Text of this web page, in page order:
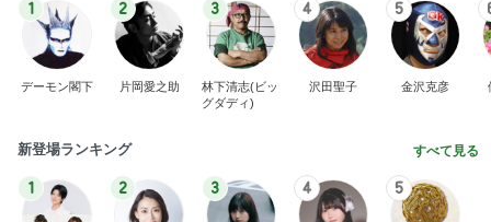
1
デーモン閣下
2
片岡愛之助
3
林下清志(ビッ
グダディ)
4
沢田聖子
5
金沢克彦
新登場ランキング すべて見る
1 2 3 4 5